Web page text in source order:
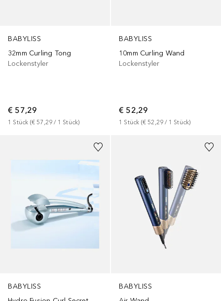
BABYLISS
32mm Curling Tong
Lockenstyler
€ 57,29
1 Stück (€ 57,29 / 1 Stück)
BABYLISS
10mm Curling Wand
Lockenstyler
€ 52,29
1 Stück (€ 52,29 / 1 Stück)
BABYLISS
BABYLISS